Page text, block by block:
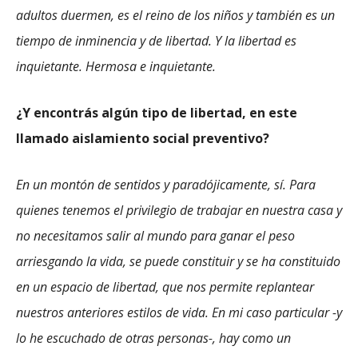
adultos duermen, es el reino de los niños y también es un
tiempo de inminencia y de libertad. Y la libertad es
inquietante. Hermosa e inquietante.
¿Y encontrás algún tipo de libertad, en este
llamado aislamiento social preventivo?
En un montón de sentidos y paradójicamente, sí. Para
quienes tenemos el privilegio de trabajar en nuestra casa y
no necesitamos salir al mundo para ganar el peso
arriesgando la vida, se puede constituir y se ha constituido
en un espacio de libertad, que nos permite replantear
nuestros anteriores estilos de vida. En mi caso particular -y
lo he escuchado de otras personas-, hay como un